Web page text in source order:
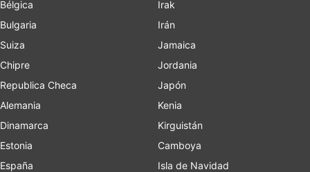
Bélgica
Bulgaria
Suiza
Chipre
Republica Checa
Alemania
Dinamarca
Estonia
España
Irak
Irán
Jamaica
Jordania
Japón
Kenia
Kirguistán
Camboya
Isla de Navidad